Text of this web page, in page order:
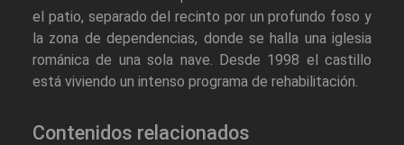
el patio, separado del recinto por un profundo foso y
la zona de dependencias, donde se halla una iglesia
románica de una sola nave. Desde 1998 el castillo
está viviendo un intenso programa de rehabilitación.
Contenidos relacionados